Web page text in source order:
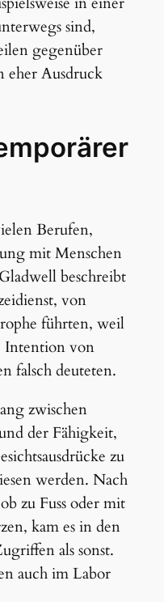
sind,
gegenüber
eher Ausdruck
Berufen,
mit Menschen
beschreibt
von
führten, weil
Intention von
falsch deuteten.
zwischen
der Fähigkeit,
zu
werden. Nach
zu Fuss oder mit
kam es in den
als sonst.
auch im Labor